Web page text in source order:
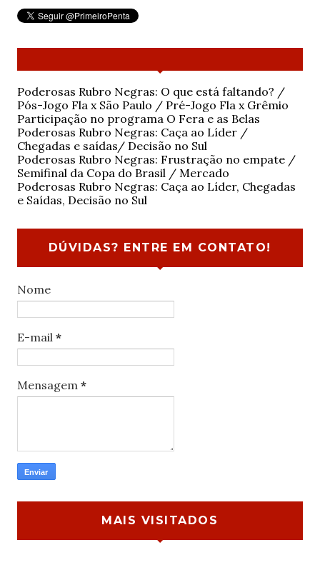
Poderosas Rubro Negras: O que está faltando? /
Pós-Jogo Fla x São Paulo / Pré-Jogo Fla x Grêmio
Participação no programa O Fera e as Belas
Poderosas Rubro Negras: Caça ao Líder /
Chegadas e saídas/ Decisão no Sul
Poderosas Rubro Negras: Frustração no empate /
Semifinal da Copa do Brasil / Mercado
Poderosas Rubro Negras: Caça ao Líder, Chegadas
e Saídas, Decisão no Sul
DÚVIDAS? ENTRE EM CONTATO!
Nome
E-mail *
Mensagem *
MAIS VISITADOS